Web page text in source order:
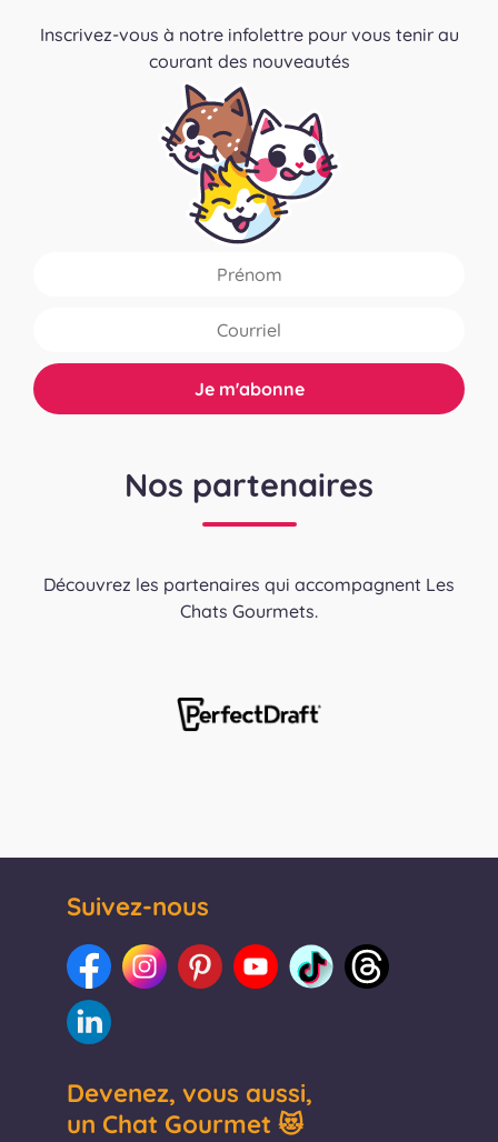
Inscrivez-vous à notre infolettre pour vous tenir au
courant des nouveautés
Nos partenaires
Découvrez les partenaires qui accompagnent Les
Chats Gourmets.
Suivez-nous
Devenez, vous aussi,
un Chat Gourmet 😻